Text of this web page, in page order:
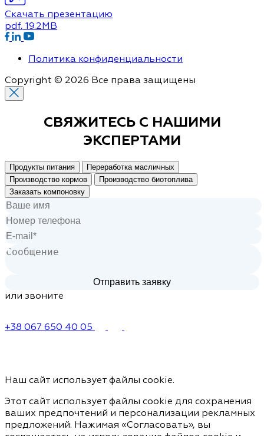
Скачать презентацию
pdf, 19.2MB
Политика конфиденциальности
Copyright © 2026 Все права защищены
СВЯЖИТЕСЬ С НАШИМИ
ЭКСПЕРТАМИ
Продукты питания
Переработка масличных
Производство кормов
Производство биотоплива
Заказать компоновку
или звоните
+38 067 650 40 05
Наш сайт использует файлы cookie.
Этот сайт использует файлы cookie для сохранения
ваших предпочтений и персонализации рекламных
предложений. Нажимая «Согласовать», вы